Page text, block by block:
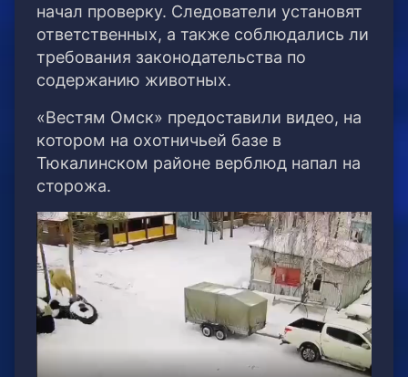
начал проверку. Следователи установят
ответственных, а также соблюдались ли
требования законодательства по
содержанию животных.
«Вестям Омск» предоставили видео, на
котором на охотничьей базе в
Тюкалинском районе верблюд напал на
сторожа.